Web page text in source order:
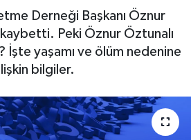
Derneği Başkanı Öznur
kaybetti. Peki Öznur Öztunalı
İşte yaşamı ve ölüm nedenine
bilgiler.